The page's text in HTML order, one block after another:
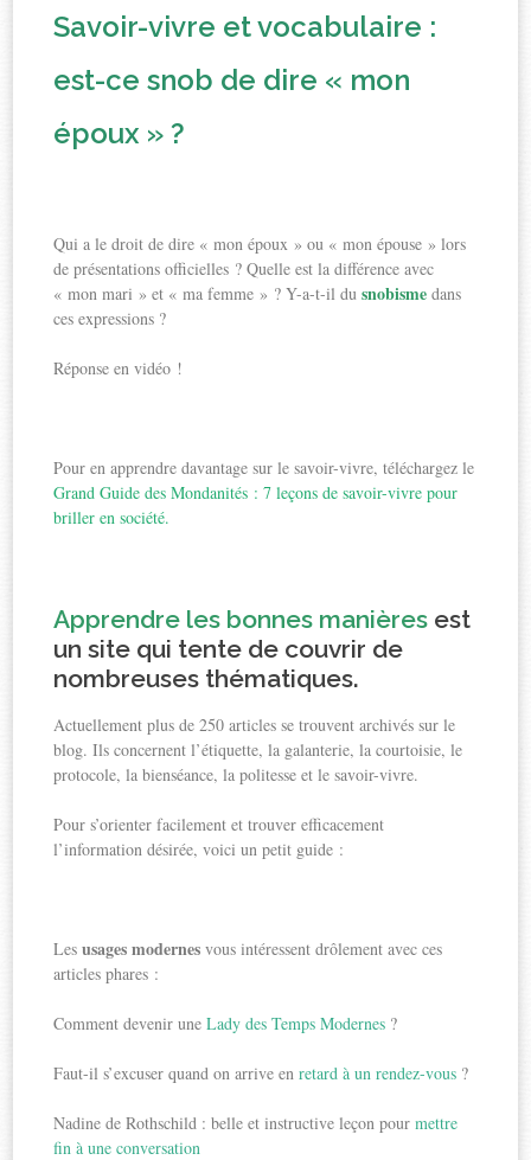
Savoir-vivre et vocabulaire :
est-ce snob de dire « mon
époux » ?
Qui a le droit de dire « mon époux » ou « mon épouse » lors
de présentations officielles ? Quelle est la différence avec
« mon mari » et « ma femme » ? Y-a-t-il dusnobismedans
ces expressions ?
Réponse en vidéo !
Pour en apprendre davantage sur le savoir-vivre, téléchargez le
Grand Guide des Mondanités : 7 leçons de savoir-vivre pour
briller en société.
Apprendre les bonnes manières est
un site qui tente de couvrir de
nombreuses thématiques.
Actuellement plus de 250 articles se trouvent archivés sur le
blog. Ils concernent l’étiquette, la galanterie, la courtoisie, le
protocole, la bienséance, la politesse et le savoir-vivre.
Pour s’orienter facilement et trouver efficacement
l’information désirée, voici un petit guide :
Lesusages modernes vous intéressent drôlement avec ces
articles phares :
Comment devenir uneLady des Temps Modernes ?
Faut-il s’excuser quand on arrive enretard à un rendez-vous ?
Nadine de Rothschild : belle et instructive leçon pourmettre
fin à une conversation